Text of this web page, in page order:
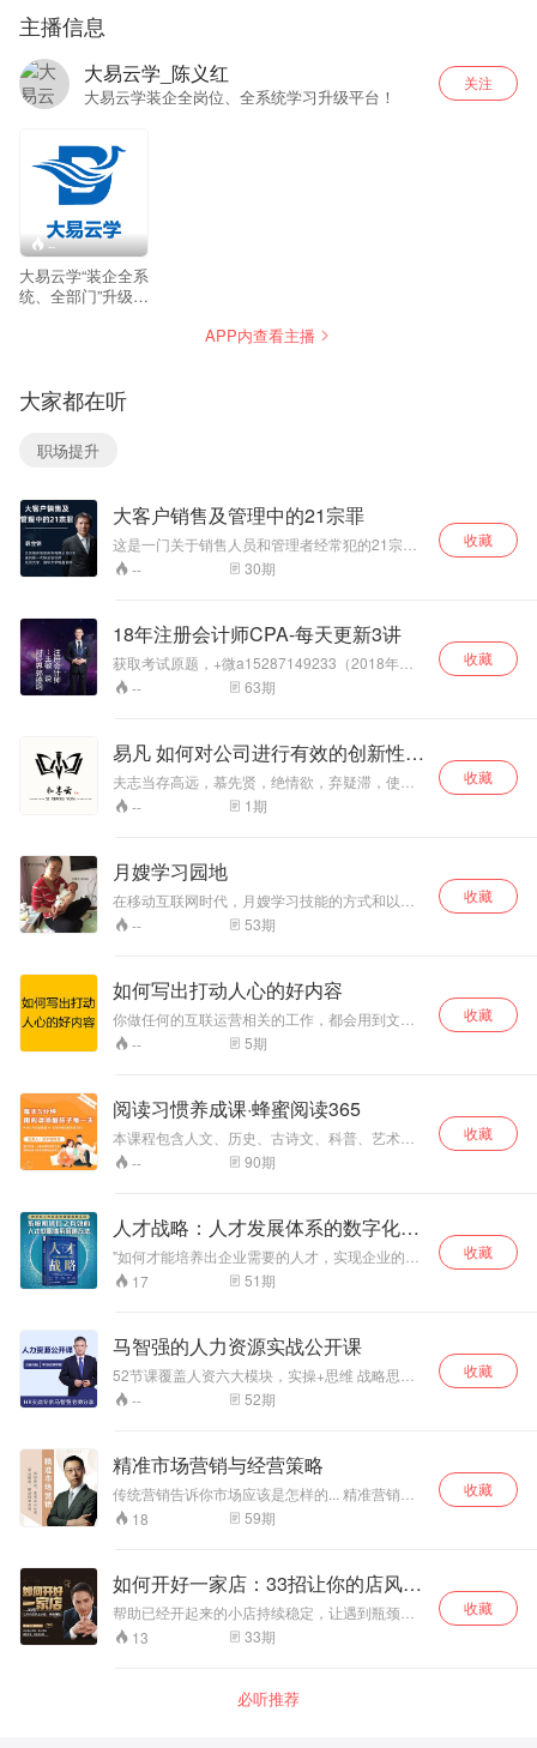
主播信息
大易云学_陈义红
大易云学装企全岗位、全系统学习升级平台！
关注
--
大易云学“装企全系
统、全部门”升级学
APP内查看主播
大家都在听
职场提升
大客户销售及管理中的21宗罪
这是一门关于销售人员和管理者经常犯的21宗罪
的浓缩版本课程。 不是普通的销售技巧，不是单
一的某一门课， 而是整合了讲师从事22年培训过
核心问题及销售人员的普遍错误。
-- 30期
收藏
18年注册会计师CPA-每天更新3讲
获取考试原题，+微a15287149233（2018年课
件、讲义和原题） 18年全网最新版！会计师考生
必听！全国注册会计资格考生和有志学习会计的
-- 63期
收藏
易凡 如何对公司进行有效的创新性管
理？
夫志当存高远，慕先贤，绝情欲，弃疑滞，使庶
几之志，揭然有所存，恻然有所感；忍屈伸，去
细碎，广咨问，除嫌吝，虽有淹留，何损于美
下流矣。——晓一
-- 1期
收藏
月嫂学习园地
在移动互联网时代，月嫂学习技能的方式和以往
有更多的选择，如何用好移动互联网为自己的工
作服务，我们将一一分解。如何学习技能，如何
-- 53期
收藏
如何写出打动人心的好内容
你做任何的互联运营相关的工作，都会用到文
案，比如：新媒体运营、产品运营、社群运营，
用户运营等等，文案是每一个互联网运营人都必
聊如何写出打动人心的好内容。
-- 5期
收藏
阅读习惯养成课·蜂蜜阅读365
本课程包含人文、历史、古诗文、科普、艺术五
大主题，共365集音频内容，带孩子们认识100多
位历史名人，了解200多个文史掌故，掌握48首
-- 90期
收藏
人才战略：人才发展体系的数字化搭
建
"如何才能培养出企业需要的人才，实现企业的可
持续发展？这是大多数企业管理者要面对的重要
课题。 在企业的运营中，战略起着决定性的作
其是业务战略。企业的业务战略从某个层面上来
说，决定了企业的核心竞争力，关系到企业的生
死存亡。具体地说，企业拥有的一切资源，尤其
是企业的核心资源——人才，都必须围绕企业的
业务战略有效地开发、整合和运用，以最大化实
导向，建立基于企业业务战略的企业人才战略规
划与人才培养体系。 本书作者是从事企业人才培
养工作近20年的职业人士，具有丰富的实践经
验，他总结了近20年的工作经验和成功案例，提
17 51期
收藏
马智强的人力资源实战公开课
52节课覆盖人资六大模块，实操+思维 战略思
维、HRBP、OD组织与人才发展、文化传承、方
法论、职业发展等全面覆盖 每期一个主题，结合
学完课程，你将专业精进，会管理、懂业务，定
战略
-- 52期
收藏
精准市场营销与经营策略
传统营销告诉你市场应该是怎样的... 精准营销告
诉你市场实际是怎样的，以及你该如何行动... 课
程内容涵盖：新经济新需求、如何做新营销制
如果做产品定位、受市场追捧的设计遵循了哪些
规律、新老产品如何定价、如何利用渠道和平台
打开市场、新环境下的广告策略是什么、你该如
何维护与消费者的关系...
18 59期
收藏
如何开好一家店：33招让你的店风生
水起
帮助已经开起来的小店持续稳定，让遇到瓶颈的
小店突破瓶颈，重拾信心和梦想，奔向心中的理
想生活！
13 33期
收藏
必听推荐